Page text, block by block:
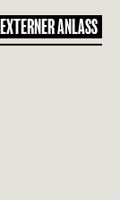
EXTERNER ANLASS